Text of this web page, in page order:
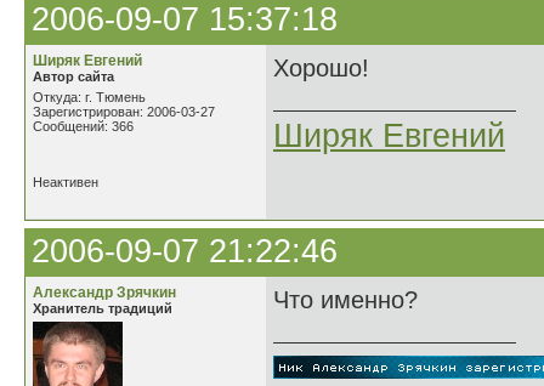
2006-09-07 15:37:18
Ширяк Евгений
Автор сайта
Откуда: г. Тюмень
Зарегистрирован: 2006-03-27
Сообщений: 366
Хорошо!
Ширяк Евгений
Неактивен
2006-09-07 21:22:46
Александр Зрячкин
Хранитель традиций Что именно?